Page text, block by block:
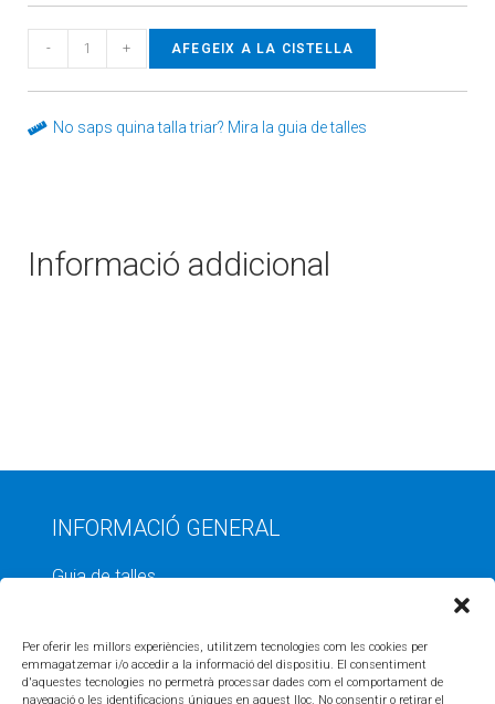
Per oferir les millors experiències, utilitzem tecnologies com les cookies per
emmagatzemar i/o accedir a la informació del dispositiu. El consentiment
d'aquestes tecnologies no permetrà processar dades com el comportament de
navegació o les identificacions úniques en aquest lloc. No consentir o retirar el
- + AFEGEIX A LA CISTELLA
No saps quina talla triar? Mira la guia de talles
Informació addicional
INFORMACIÓ GENERAL
Guia de talles
Compromís ecològic
Compromís social